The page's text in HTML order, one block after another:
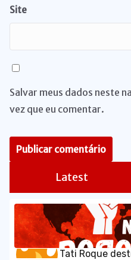
Site
Salvar meus dados neste
vez que eu comentar.
Latest
Tati Roque